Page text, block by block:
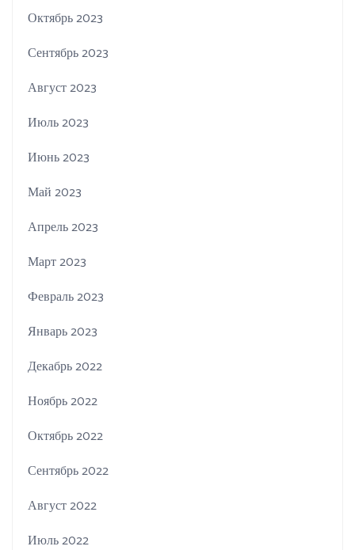
Октябрь 2023
Сентябрь 2023
Август 2023
Июль 2023
Июнь 2023
Май 2023
Апрель 2023
Март 2023
Февраль 2023
Январь 2023
Декабрь 2022
Ноябрь 2022
Октябрь 2022
Сентябрь 2022
Август 2022
Июль 2022